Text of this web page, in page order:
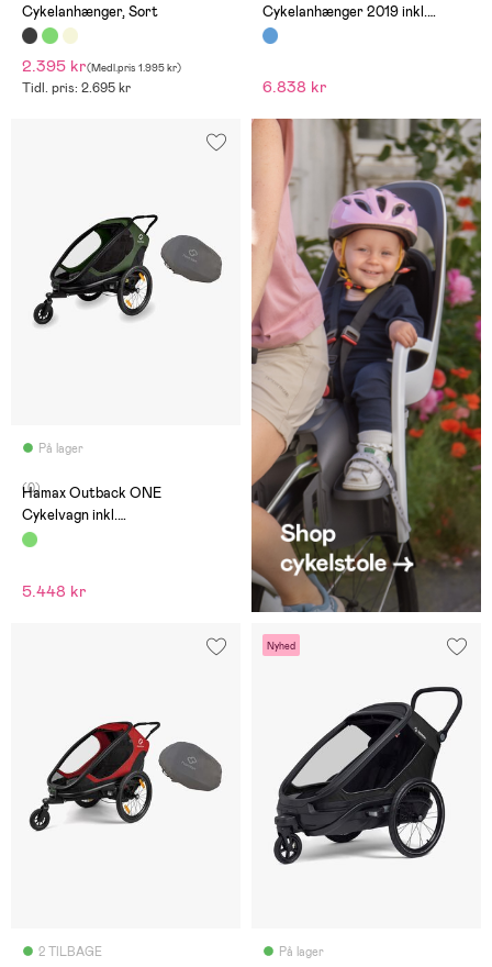
Cykelanhænger, Sort
2.395 kr(Medl.pris 1.995 kr)
Tidl. pris: 2.695 kr
Cykelanhænger 2019 inkl.
Opbevaringsbetræk,
6.838 kr
På lager
(0)
Hamax Outback ONE
Cykelvagn inkl.
Opbevaringsbetræk,
5.448 kr
2 TILBAGE
Nyhed
På lager